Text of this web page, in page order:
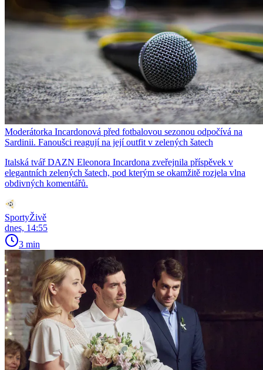
Moderátorka Incardonová před fotbalovou sezonou odpočívá na
Sardinii. Fanoušci reagují na její outfit v zelených šatech
Italská tvář DAZN Eleonora Incardona zveřejnila příspěvek v
elegantních zelených šatech, pod kterým se okamžitě rozjela vlna
obdivných komentářů.
SportyŽivě
dnes, 14:55
3 min